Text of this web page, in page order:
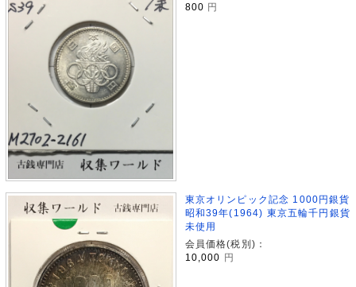
800 円
東京オリンピック記念 1000円銀貨
昭和39年(1964) 東京五輪千円銀貨
未使用
会員価格(税別)：
10,000
円